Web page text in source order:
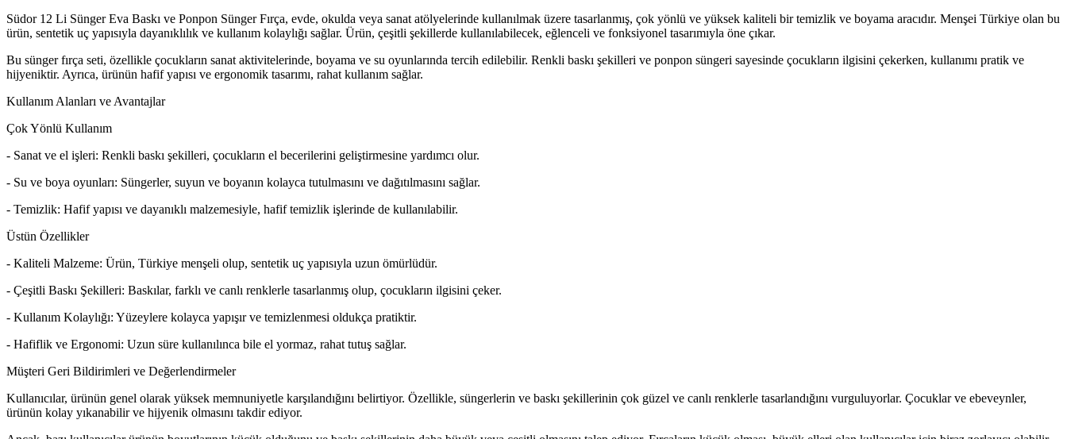
Südor 12 Li Sünger Eva Baskı ve Ponpon Sünger Fırça, evde, okulda veya sanat atölyelerinde kullanılmak üzere tasarlanmış, çok yönlü ve yüksek kaliteli bir temizlik ve boyama aracıdır. Menşei Türkiye olan bu
ürün, sentetik uç yapısıyla dayanıklılık ve kullanım kolaylığı sağlar. Ürün, çeşitli şekillerde kullanılabilecek, eğlenceli ve fonksiyonel tasarımıyla öne çıkar.
Bu sünger fırça seti, özellikle çocukların sanat aktivitelerinde, boyama ve su oyunlarında tercih edilebilir. Renkli baskı şekilleri ve ponpon süngeri sayesinde çocukların ilgisini çekerken, kullanımı pratik ve
hijyeniktir. Ayrıca, ürünün hafif yapısı ve ergonomik tasarımı, rahat kullanım sağlar.
Kullanım Alanları ve Avantajlar
Çok Yönlü Kullanım
- Sanat ve el işleri: Renkli baskı şekilleri, çocukların el becerilerini geliştirmesine yardımcı olur.
- Su ve boya oyunları: Süngerler, suyun ve boyanın kolayca tutulmasını ve dağıtılmasını sağlar.
- Temizlik: Hafif yapısı ve dayanıklı malzemesiyle, hafif temizlik işlerinde de kullanılabilir.
Üstün Özellikler
- Kaliteli Malzeme: Ürün, Türkiye menşeli olup, sentetik uç yapısıyla uzun ömürlüdür.
- Çeşitli Baskı Şekilleri: Baskılar, farklı ve canlı renklerle tasarlanmış olup, çocukların ilgisini çeker.
- Kullanım Kolaylığı: Yüzeylere kolayca yapışır ve temizlenmesi oldukça pratiktir.
- Hafiflik ve Ergonomi: Uzun süre kullanılınca bile el yormaz, rahat tutuş sağlar.
Müşteri Geri Bildirimleri ve Değerlendirmeler
Kullanıcılar, ürünün genel olarak yüksek memnuniyetle karşılandığını belirtiyor. Özellikle, süngerlerin ve baskı şekillerinin çok güzel ve canlı renklerle tasarlandığını vurguluyorlar. Çocuklar ve ebeveynler,
ürünün kolay yıkanabilir ve hijyenik olmasını takdir ediyor.